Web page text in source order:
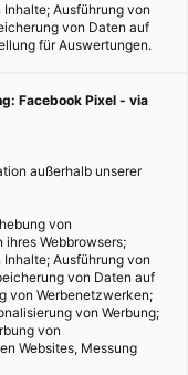
Ausführung von
von Daten auf
für Auswertungen.
Facebook Pixel - via
außerhalb unserer
von
ihres Webbrowsers;
Ausführung von
von Daten auf
von Werbenetzwerken;
von Werbung;
von
Websites, Messung